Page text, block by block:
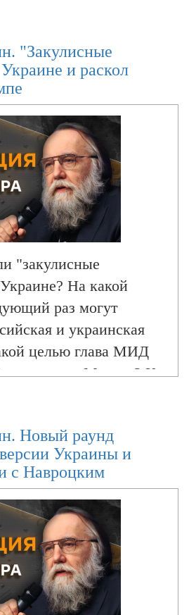
мэра Бухареста
ищем в программе
Дугина" на
"Закулисные
и раскол
"закулисные
На какой
раз могут
и украинская
целью глава МИД
едет в Москву? Как
буферная зона между
ужесточение санкций
принципиальные
в мире с приходом
Белый дом? Ответы
"Эскалация
на радио Sputnik.
Новый раунд
Украины и
с Навроцким